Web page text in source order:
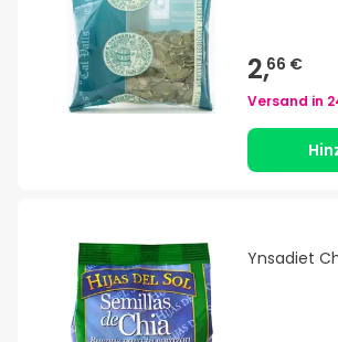
2,66 €
Versand in
Ynsadiet